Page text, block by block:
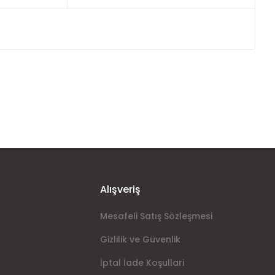
Alışveriş
Mesafeli Satış Sözleşmesi
Gizlilik ve Güvenlik
İptal İade Koşullari